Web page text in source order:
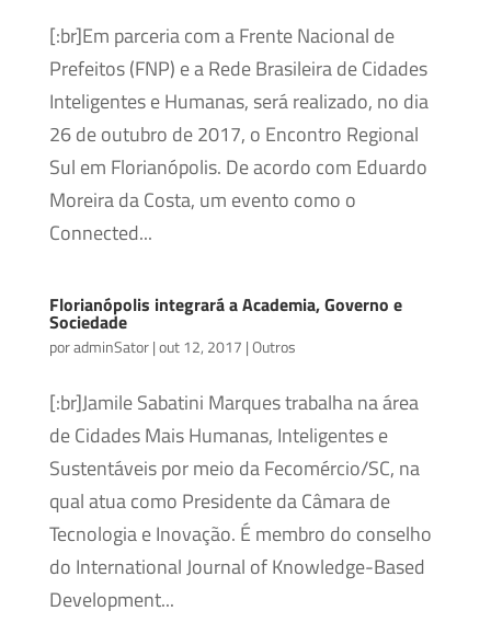
[:br]Em parceria com a Frente Nacional de
Prefeitos (FNP) e a Rede Brasileira de Cidades
Inteligentes e Humanas, será realizado, no dia
26 de outubro de 2017, o Encontro Regional
Sul em Florianópolis. De acordo com Eduardo
Moreira da Costa, um evento como o
Connected...
Florianópolis integrará a Academia, Governo e
Sociedade
poradminSator|out 12, 2017 |Outros
[:br]Jamile Sabatini Marques trabalha na área
de Cidades Mais Humanas, Inteligentes e
Sustentáveis por meio da Fecomércio/SC, na
qual atua como Presidente da Câmara de
Tecnologia e Inovação. É membro do conselho
do International Journal of Knowledge-Based
Development...